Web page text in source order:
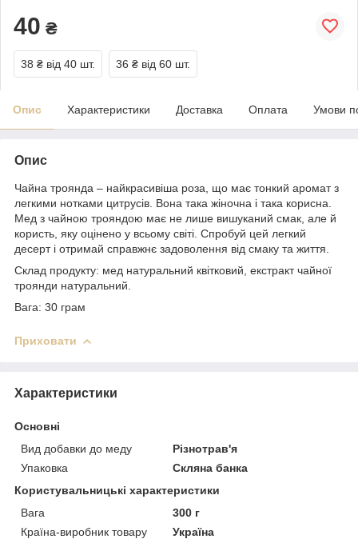
40 ₴
38 ₴ від 40 шт. 36 ₴ від 60 шт.
Опис Характеристики Доставка Оплата Умови
Опис
Чайна троянда – найкрасивіша роза, що має тонкий аромат з
легкими нотками цитрусів. Вона така жіночна і така корисна.
Мед з чайною трояндою має не лише вишуканий смак, але й
користь, яку оцінено у всьому світі. Спробуй цей легкий
десерт і отримай справжнє задоволення від смаку та життя.
Склад продукту: мед натуральний квітковий, екстракт чайної
троянди натуральний.
Вага: 30 грам
Приховати
Характеристики
Основні
Вид добавки до меду
Різнотрав'я
Упаковка
Скляна банка
Користувальницькі характеристики
Вага
300 г
Країна-виробник товару
Україна